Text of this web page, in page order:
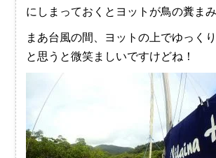
にしまっておくとヨットが鳥の糞まみ
まあ台風の間、ヨットの上でゆっく
と思うと微笑ましいですけどね！